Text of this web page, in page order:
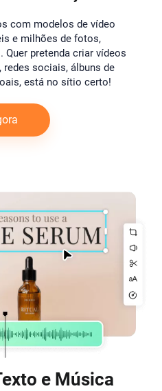
com modelos de vídeo
e milhões de fotos,
pretenda criar vídeos
redes sociais, álbuns de
está no sítio certo!
e Música